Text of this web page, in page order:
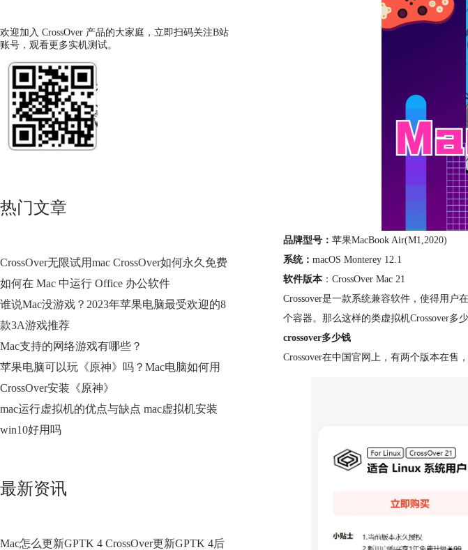
欢迎加入 CrossOver 产品的大家庭，立即扫码关注B站
账号，观看更多实机测试。
热门文章
CrossOver无限试用mac CrossOver如何永久免费
如何在 Mac 中运行 Office 办公软件
谁说Mac没游戏？2023年苹果电脑最受欢迎的8
款3A游戏推荐
Mac支持的网络游戏有哪些？
苹果电脑可以玩《原神》吗？Mac电脑如何用
CrossOver安装《原神》
mac运行虚拟机的优点与缺点 mac虚拟机安装
win10好用吗
最新资讯
Mac怎么更新GPTK 4 CrossOver更新GPTK 4后
品牌型号： 苹果MacBook Air(M1,2020)
系统： macOS Monterey 12.1
软件版本 ：CrossOver Mac 21
Crossover是一款系统兼容软件，使得用户
个容器。那么这样的类虚拟机Crossover多
crossover多少钱
Crossover在中国官网上，有两个版本在售